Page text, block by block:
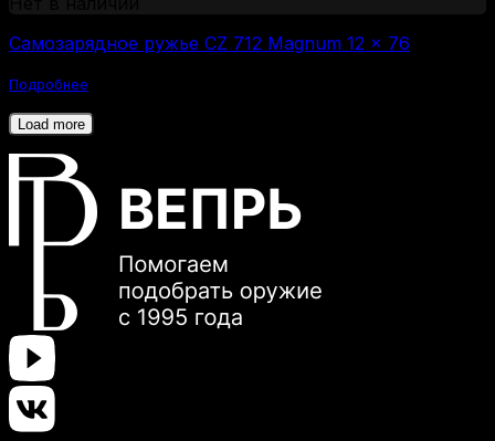
Самозарядное ружье CZ 712 Magnum 12 × 76
Подробнее
Load more